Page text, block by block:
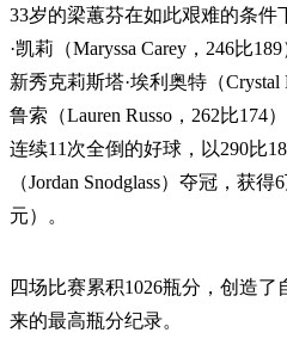
33岁的梁蕙芬在如此艰难的条
·凯莉（Maryssa Carey，246比
新秀克莉斯塔·埃利奥特（Crystal
鲁索（Lauren Russo，262比174
连续11次全倒的好球，以290比
（Jordan Snodglass）夺冠，获
元）。
四场比赛累积1026瓶分，创造了
来的最高瓶分纪录。